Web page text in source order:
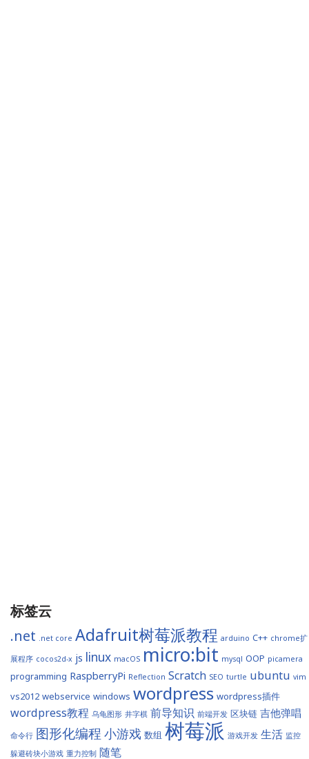
标签云
.net
.net core Adafruit树莓派教程 arduino C++ chrome扩
展程序 cocos2d-x js linux macOS micro:bit mysql OOP picamera
programming RaspberryPi Reflection Scratch SEO turtle ubuntu vim
vs2012 webservice windows wordpress wordpress插件
wordpress教程 乌龟图形 井字棋 前导知识 前端开发 区块链 吉他弹唱
命令行 图形化编程 小游戏 数组 树莓派 游戏开发 生活 监控
躲避砖块小游戏 重力控制 随笔